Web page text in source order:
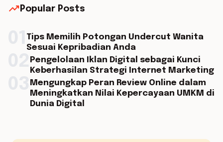
trending_up Popular Posts
Tips Memilih Potongan Undercut Wanita
Sesuai Kepribadian Anda
Pengelolaan Iklan Digital sebagai Kunci
Keberhasilan Strategi Internet Marketing
Mengungkap Peran Review Online dalam
Meningkatkan Nilai Kepercayaan UMKM di
Dunia Digital